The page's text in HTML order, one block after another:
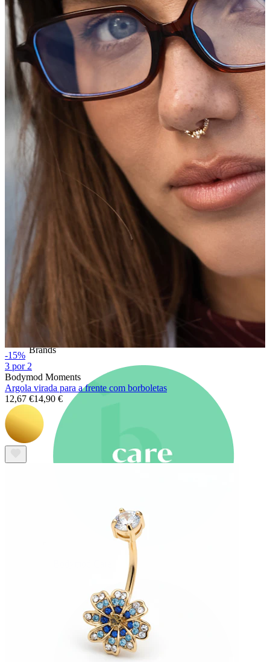
Alargadores
Joias em ouro 14k
Compra titânio
Compra Bodymod Moments
Brands
-15%
3 por 2
Bodymod Moments
Argola virada para a frente com borboletas
12,67 €14,90 €